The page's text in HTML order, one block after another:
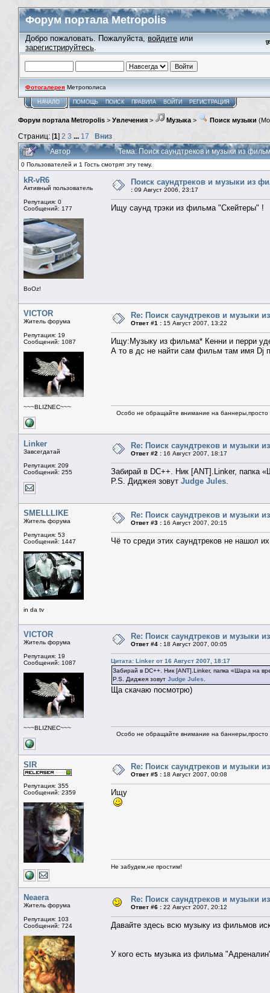
Форум портала Metropolis
Добро пожаловать. Пожалуйста, войдите или
зарегистрируйтесь.
Фотогалерея Метрополиса
НАЧАЛО ПОМОЩЬ ПОИСК ПРАВИЛА ВОЙТИ РЕГИСТРАЦИЯ
Форум портала Metropolis > Увлечения > Музыка > Поиск музыки
Страниц: [1] 2 3 ... 17
Вниз
Автор
Тема: Поиск саундтреков и музыки из
0 Пользователей и 1 Гость смотрят эту тему.
kR-vR6
Активный пользователь
Репутация: 0
Сообщений: 177
BoOz!
Поиск саундтреков и музыки из
: 09 Август 2006, 23:17
Ищу саунд трэки из фильма "Скейтеры" !
VICTOR
Житель форума
Репутация: 19
Сообщений: 1087
~~~BLIZNEC~~~
Re: Поиск саундтреков и музыки
Ответ #1 : 15 Август 2007, 13:22
Ищу:Музыку из фильма* Кенни и перри
А то в дс не найти сам фильм там имя Dj
Особо не обращайте внимание на баннеры,просто
Linker
Завсегдатай
Репутация: 209
Сообщений: 255
Re: Поиск саундтреков и музыки
Ответ #2 : 16 Август 2007, 18:17
Забирай в DC++. Ник [ANT].Linker, папка
P.S. Диджея зовут Judge Jules.
SMELLLIKE
Житель форума
Репутация: 53
Сообщений: 1447
in da tv
Re: Поиск саундтреков и музыки
Ответ #3 : 16 Август 2007, 20:15
Чё то среди этих саундтреков не нашол
VICTOR
Житель форума
Репутация: 19
Сообщений: 1087
~~~BLIZNEC~~~
Re: Поиск саундтреков и музыки
Ответ #4 : 18 Август 2007, 00:05
Цитата: Linker от 16 Август 2007, 18:17
Забирай в DC++. Ник [ANT].Linker, папка «Шара на
P.S. Диджея зовут Judge Jules.
Ща скачаю посмотрю)
Особо не обращайте внимание на баннеры,просто
SIR
Репутация: 355
Сообщений: 2359
Re: Поиск саундтреков и музыки
Ответ #5 : 18 Август 2007, 00:08
Ищу
Не забудем,не простим!
Neaera
Житель форума
Репутация: 103
Сообщений: 724
Re: Поиск саундтреков и музыки
Ответ #6 : 22 Август 2007, 20:12
Давайте здесь всю музыку из фильмов
У кого есть музыка из фильма